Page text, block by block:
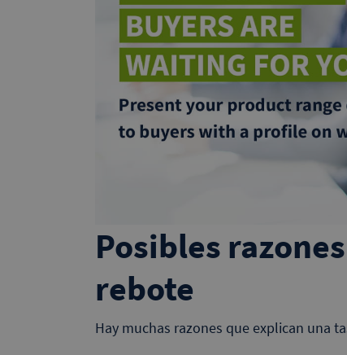
Posibles
rebote
Hay muchas razones que explican una